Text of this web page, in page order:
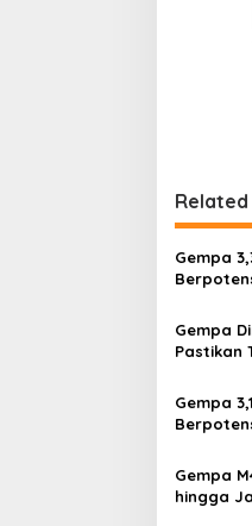
Gempa
Gempa
Pastikan
Gempa
Gempa
hingga